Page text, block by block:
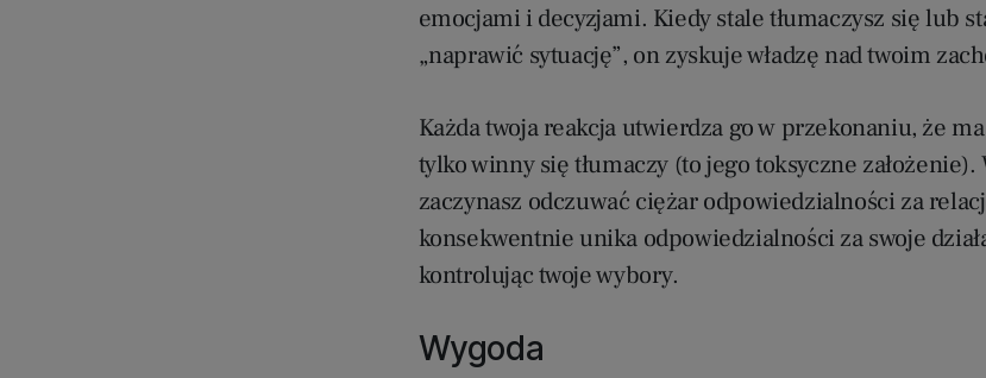
emocjami i decyzjami. Kiedy stale tłumaczysz się lub
„naprawić sytuację”, on zyskuje władzę nad twoim
Każda twoja reakcja utwierdza go w przekonaniu, że
tylko winny się tłumaczy (to jego toksyczne
zaczynasz odczuwać ciężar odpowiedzialności za
konsekwentnie unika odpowiedzialności za swoje
kontrolując twoje wybory.
Wygoda